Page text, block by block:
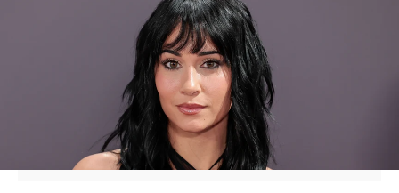
Sebastián Yatra confirma su reconciliación
con Aitana: "Estamos felices y estamos